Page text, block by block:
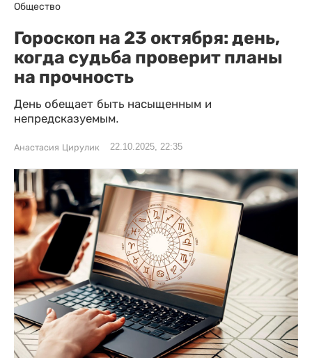
Общество
Гороскоп на 23 октября: день,
когда судьба проверит планы
на прочность
День обещает быть насыщенным и
непредсказуемым.
Анастасия Цирулик 22.10.2025, 22:35